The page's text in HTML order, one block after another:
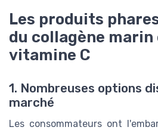
Les produits
du collagène marin
vitamine C
1. Nombreuses options
marché
Les consommateurs ont